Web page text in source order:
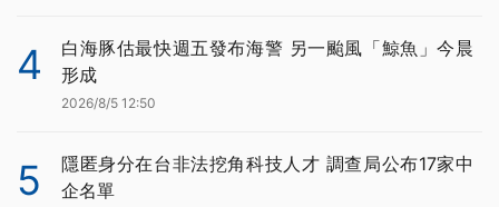
4
白海豚估最快週五發布海警 另一颱風「鯨魚」今晨
形成
2026/8/5 12:50
5
隱匿身分在台非法挖角科技人才 調查局公布17家中
企名單